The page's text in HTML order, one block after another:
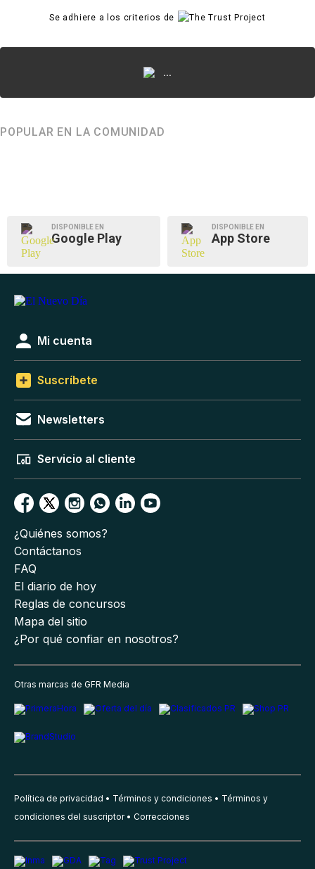
Se adhiere a los criterios de
...
POPULAR EN LA COMUNIDAD
DISPONIBLE EN
Google Play
DISPONIBLE EN
App Store
Mi cuenta
Suscríbete
Newsletters
Servicio al cliente
¿Quiénes somos?
Contáctanos
FAQ
El diario de hoy
Reglas de concursos
Mapa del sitio
¿Por qué confiar en nosotros?
Otras marcas de GFR Media
Política de privacidad Términos y condiciones
Términos y
condiciones del suscriptor
Correcciones